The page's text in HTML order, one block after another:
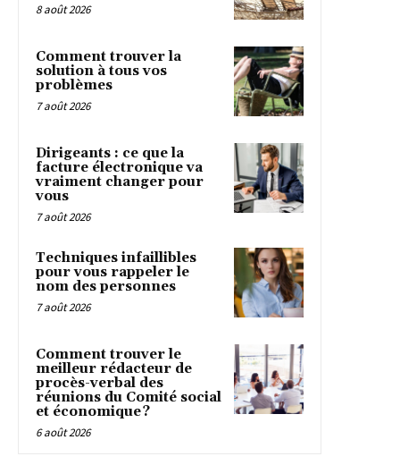
8 août 2026
Comment trouver la
solution à tous vos
problèmes
7 août 2026
Dirigeants : ce que la
facture électronique va
vraiment changer pour
vous
7 août 2026
Techniques infaillibles
pour vous rappeler le
nom des personnes
7 août 2026
Comment trouver le
meilleur rédacteur de
procès-verbal des
réunions du Comité social
et économique ?
6 août 2026